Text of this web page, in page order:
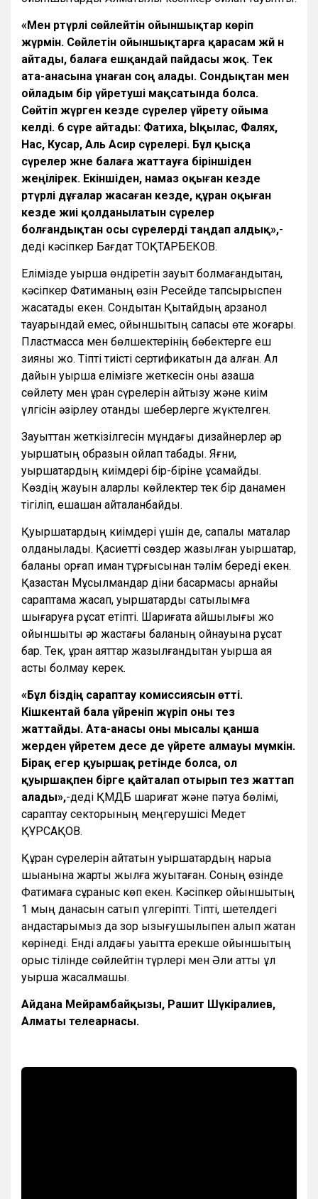
«Мен әртүрлі сөйлейтін ойыншықтар көріп
жүрмін. Сөйлетін ойыншықтарға қарасам жәй ән
айтады, балаға ешқандай пайдасы жоқ. Тек
ата-анасына ұнаған соң алады. Сондықтан мен
ойладым бір үйретуші мақсатында болса.
Сөйтіп жүрген кезде сүрелер үйрету ойыма
келді. 6 сүре айтады: Фатиха, Ықылас, Фалях,
Нас, Кәусар, Аль Асир сүрелері. Бұл қысқа
сүрелер және балаға жаттауға біріншіден
жеңілірек. Екіншіден, намаз оқыған кезде
әртүрлі дұғалар жасаған кезде, құран оқыған
кезде жиі қолданылатын сүрелер
болғандықтан осы сүрелерді таңдап алдық»,-
деді кәсіпкер Бағдат ТОҚТАРБЕКОВ.
Елімізде қуыршақ өндіретін зауыт болмағандықтан,
кәсіпкер Фатиманың өзін Ресейде тапсырыспен
жасатады екен. Сондықтан Қытайдың арзанқол
тауарындай емес, ойыншықтың сапасы өте жоғары.
Пластмасса мен бөлшектерінің бөбектерге еш
зияны жоқ. Тіпті тиісті сертификатын да алған. Ал
дайын қуыршақ елімізге жеткесін оны қазақша
сөйлету мен құран сүрелерін айтқызу және киім
үлгісін әзірлеу отандық шеберлерге жүктелген.
Зауыттан жеткізілгесін мұндағы дизайнерлер әр
қуыршақтың образын ойлап табады. Яғни,
қуыршақтардың киімдері бір-біріне ұқсамайды.
Көздің жауын аларлық көйлектер тек бір данамен
тігіліп, ешқашан қайталанбайды.
Қуыршақтардың киімдері үшін де, сапалы маталар
қолданылады. Қасиетті сөздер жазылған қуыршақтар,
баланы қорғап иман тұрғысынан тәлім береді екен.
Қазақстан Мұсылмандар діни басқармасы арнайы
сараптама жасап, қуыршақтарды сатылымға
шығаруға рұқсат етіпті. Шариғатқа қайшылығы жоқ
ойыншықты әр жастағы баланың ойнауына рұқсат
бар. Тек, құран аяттар жазылғандықтан қуыршақ аяқ
асты болмау керек.
«Бұл біздің сараптау комиссиясын өтті.
Кішкентай бала үйреніп жүріп оны тез
жаттайды. Ата-анасы оны мысалы қанша
жерден үйретем десе де үйрете алмауы мүмкін.
Бірақ егер қуыршақ ретінде болса, ол
қуыршақпен бірге қайталап отырып тез жаттап
алады»,-деді ҚМДБ шариғат және пәтуа бөлімі,
сараптау секторының меңгерушісі Медет
ҚҰРСАҚОВ.
Құран сүрелерін айтатын қуыршақтардың нарыққа
шыққанына жарты жылға жуықтаған. Соның өзінде
Фатимаға сұраныс көп екен. Кәсіпкер ойыншықтың
1 мың данасын сатып үлгеріпті. Тіпті, шетелдегі
қандастарымыз да зор қызығушылықпен алып жатқан
көрінеді. Енді алдағы уақытта ерекше ойыншықтың
орыс тілінде сөйлейтін түрлері мен Әли атты ұл
қуыршақ жасалмақшы.
Айдана Мейрамбайқызы, Рашит Шүкіралиев,
Алматы телеарнасы.